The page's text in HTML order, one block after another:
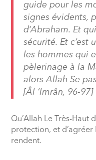
guide pour les
signes évidents,
d’Abraham. Et
sécurité. Et c’est
les hommes qui
pèlerinage à la
alors Allah Se
[Âl ‘Imrân, 96-97]
Qu’Allah Le Très-Haut
protection, et d’agréer
rendent.